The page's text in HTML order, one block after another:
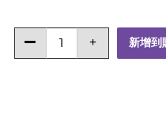
新增到